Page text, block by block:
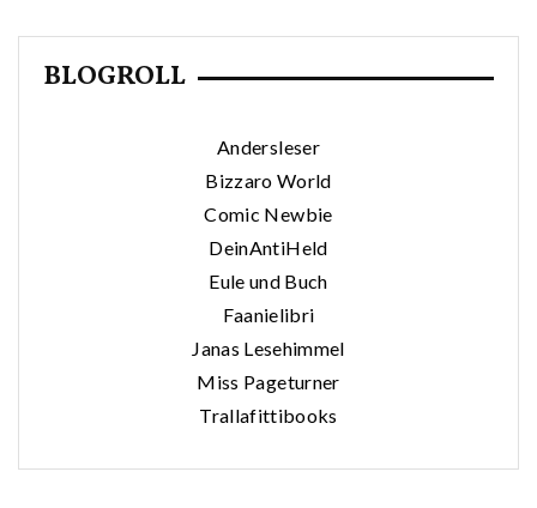
BLOGROLL
Andersleser
Bizzaro World
Comic Newbie
DeinAntiHeld
Eule und Buch
Faanielibri
Janas Lesehimmel
Miss Pageturner
Trallafittibooks